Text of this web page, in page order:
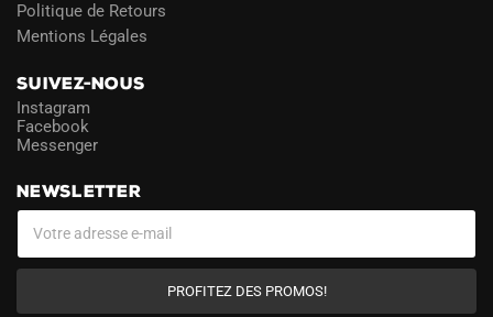
Politique de Retours
Mentions Légales
SUIVEZ-NOUS
Instagram
Facebook
Messenger
NEWSLETTER
PROFITEZ DES PROMOS!